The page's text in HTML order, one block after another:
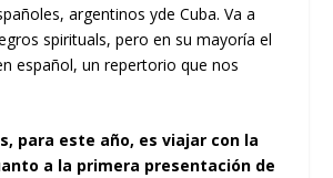
argentinos yde Cuba. Va a
spirituals, pero en su mayoría el
español, un repertorio que nos
para este año, es viajar con la
a la primera presentación de